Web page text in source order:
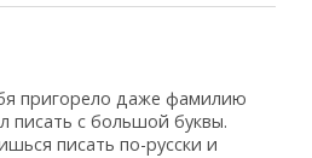
пригорело даже фамилию
писать с большой буквы.
писать по-русски и